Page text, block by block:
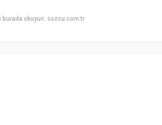
burada okuyun: sozcu.com.tr